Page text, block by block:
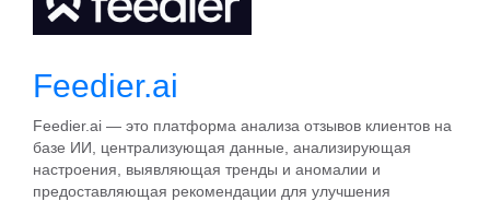
Feedier.ai
Feedier.ai — это платформа анализа отзывов клиентов на
базе ИИ, централизующая данные, анализирующая
настроения, выявляющая тренды и аномалии и
предоставляющая рекомендации для улучшения